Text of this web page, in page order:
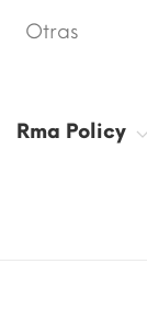
Otras
Rma Policy